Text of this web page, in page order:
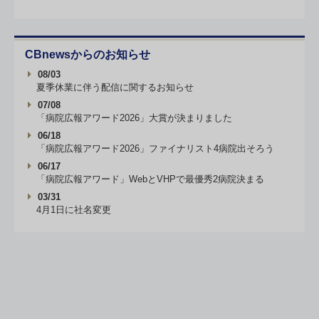
CBnewsからのお知らせ
08/03
夏季休業に伴う配信に関するお知らせ
07/08
「病院広報アワード2026」大賞が決まりました
06/18
「病院広報アワード2026」ファイナリスト4病院出そろう
06/17
「病院広報アワード」WebとVHPで最優秀2病院決まる
03/31
4月1日に社名変更